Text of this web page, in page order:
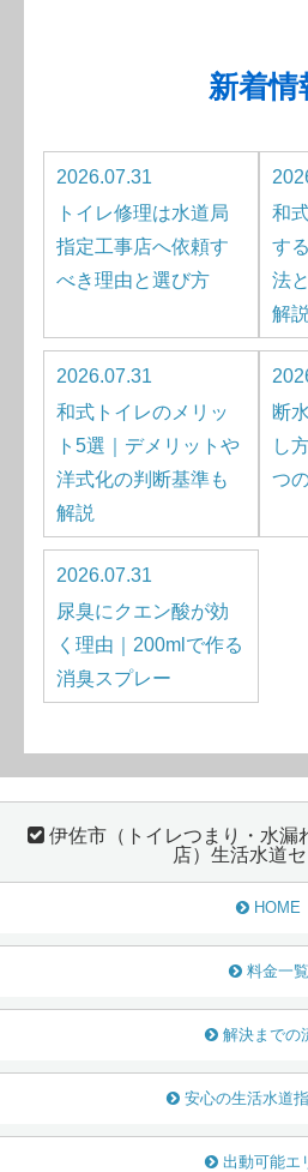
新着情
2026.07.31
トイレ修理は水道局
指定工事店へ依頼す
べき理由と選び方
和
す
法
解説
2026.07.31
和式トイレのメリッ
ト5選｜デメリットや
洋式化の判断基準も
解説
断
し
つ
2026.07.31
尿臭にクエン酸が効
く理由｜200mlで作る
消臭スプレー
伊佐市（トイレつまり・水漏
店）生活水道
HOME
料金一覧
解決までの
安心の生活水道
出動可能エ